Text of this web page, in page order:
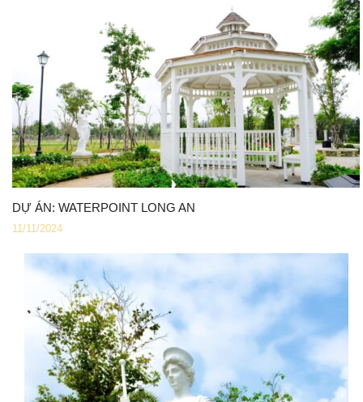
DỰ ÁN: WATERPOINT LONG AN
11/11/2024